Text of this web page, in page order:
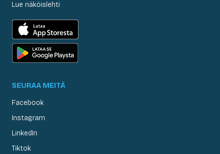
Lue näköislehti
SEURAA MEITÄ
Facebook
Instagram
LinkedIn
Tiktok